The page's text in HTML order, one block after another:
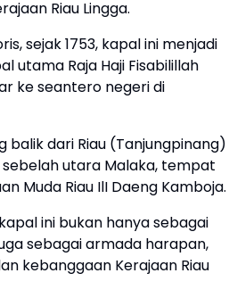
Riau Lingga.
sejak 1753, kapal ini menjadi
utama Raja Haji Fisabilillah
ke seantero negeri di
balik dari Riau (Tanjungpinang)
sebelah utara Malaka, tempat
Muda Riau IlI Daeng Kamboja.
ini bukan hanya sebagai
sebagai armada harapan,
kebanggaan Kerajaan Riau